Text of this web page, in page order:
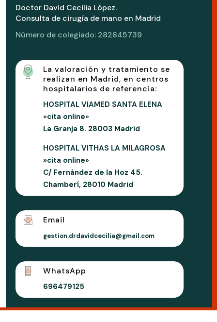
Doctor David Cecilia López.
Consulta de cirugía de mano en Madrid
Número de colegiado: 282845739
La valoración y tratamiento se
realizan en Madrid, en centros
hospitalarios de referencia:
HOSPITAL VIAMED SANTA ELENA
»cita online»
La Granja 8. 28003 Madrid
HOSPITAL VITHAS LA MILAGROSA
»cita online»
C/ Fernández de la Hoz 45.
Chamberí, 28010 Madrid
Email
gestion.drdavidcecilia@gmail.com
WhatsApp
696479125